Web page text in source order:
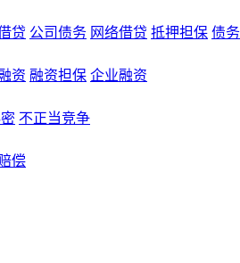
贷 公司债务 网络借贷 抵押担保 债
资 融资担保 企业融资
不正当竞争
偿